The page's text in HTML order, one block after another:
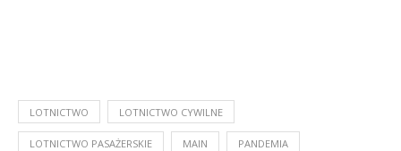
LOTNICTWO LOTNICTWO CYWILNE
LOTNICTWO PASAŻERSKIE MAIN PANDEMIA